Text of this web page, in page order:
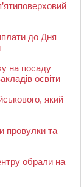
до Дня
на посаду
освіти
який
провулки та
обрали на